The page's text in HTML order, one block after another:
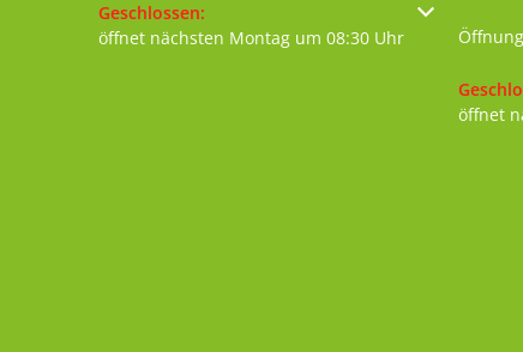
Klicken, um weitere Öffnungs- oder Schließzeiten
Geschlossen:
öffnet nächsten Montag um 08:30 Uhr
öffnet